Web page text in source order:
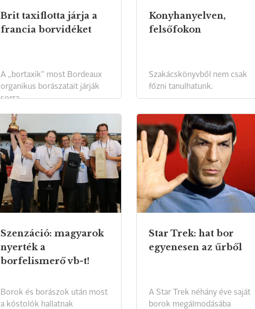
Brit taxiflotta járja a
francia borvidéket
A „bortaxik” most Bordeaux
organikus borászatait járják
sorra.
Konyhanyelven,
felsőfokon
Szakácskönyvből nem csak
főzni tanulhatunk.
Szenzáció: magyarok
nyerték a
borfelismerő vb-t!
Borok és borászok után most
a kóstolók hallatnak
Star Trek: hat bor
egyenesen az űrből
A Star Trek néhány éve saját
borok megálmodásába